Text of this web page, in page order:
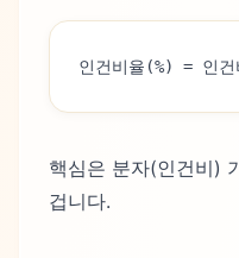
인건비율(%) = 인
핵심은 분자(인건비)
겁니다.